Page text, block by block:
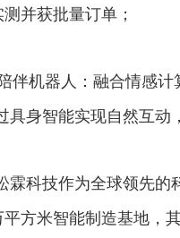
并获批量订单；
伴机器人：融合情感
具身智能实现自然互动
霖科技作为全球领先
方米智能制造基地，